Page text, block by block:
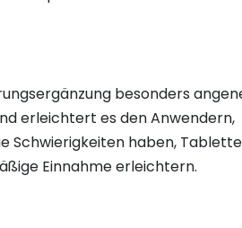
besonders
erleichtert es den Anwendern,
Schwierigkeiten haben,
Einnahme erleichtern.